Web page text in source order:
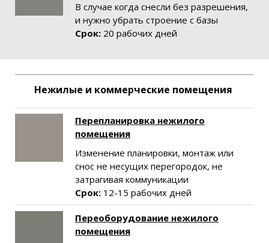
В случае когда снесли без разрешения,
и нужно убрать строение с базы
Срок: 20 рабочих дней
Нежилые и коммерческие помещения
Перепланировка нежилого
помещения
Изменение планировки, монтаж или
снос не несущих перегородок, не
затрагивая коммуникации
Срок: 12-15 рабочих дней
Переоборудование нежилого
помещения